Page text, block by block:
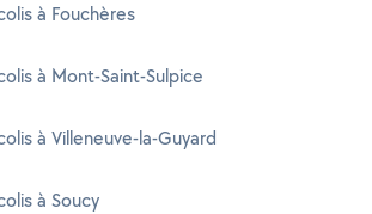
à Fouchères
à Mont-Saint-Sulpice
à Villeneuve-la-Guyard
à Soucy